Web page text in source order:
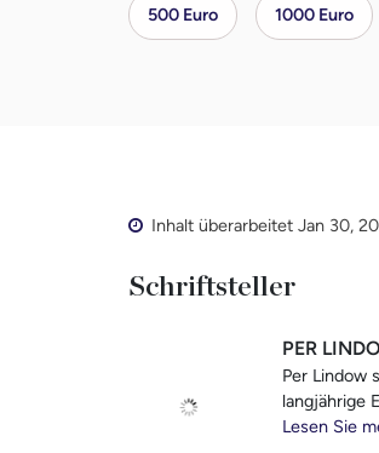
500 Euro 1000 Euro
Inhalt überarbeitet Jan 30,
Schriftsteller
PER
Per Lindow
langjährige
Lesen Sie